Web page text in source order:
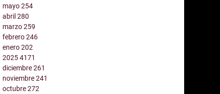
mayo254
abril280
marzo259
febrero246
enero202
20254171
diciembre261
noviembre241
octubre272